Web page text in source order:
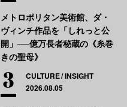
メトロポリタン美術館、ダ・
ヴィンチ作品を「しれっと公
開」──億万長者秘蔵の《糸巻
きの聖母》
CULTURE INSIGHT
2026.08.05